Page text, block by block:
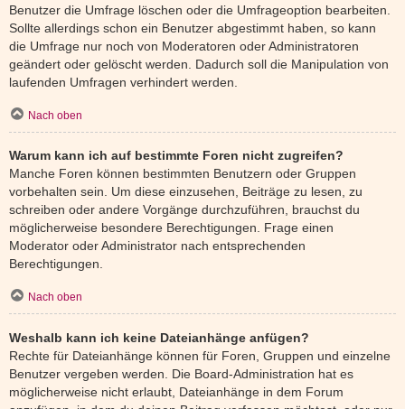
Benutzer die Umfrage löschen oder die Umfrageoption bearbeiten.
Sollte allerdings schon ein Benutzer abgestimmt haben, so kann
die Umfrage nur noch von Moderatoren oder Administratoren
geändert oder gelöscht werden. Dadurch soll die Manipulation von
laufenden Umfragen verhindert werden.
Nach oben
Warum kann ich auf bestimmte Foren nicht zugreifen?
Manche Foren können bestimmten Benutzern oder Gruppen
vorbehalten sein. Um diese einzusehen, Beiträge zu lesen, zu
schreiben oder andere Vorgänge durchzuführen, brauchst du
möglicherweise besondere Berechtigungen. Frage einen
Moderator oder Administrator nach entsprechenden
Berechtigungen.
Nach oben
Weshalb kann ich keine Dateianhänge anfügen?
Rechte für Dateianhänge können für Foren, Gruppen und einzelne
Benutzer vergeben werden. Die Board-Administration hat es
möglicherweise nicht erlaubt, Dateianhänge in dem Forum